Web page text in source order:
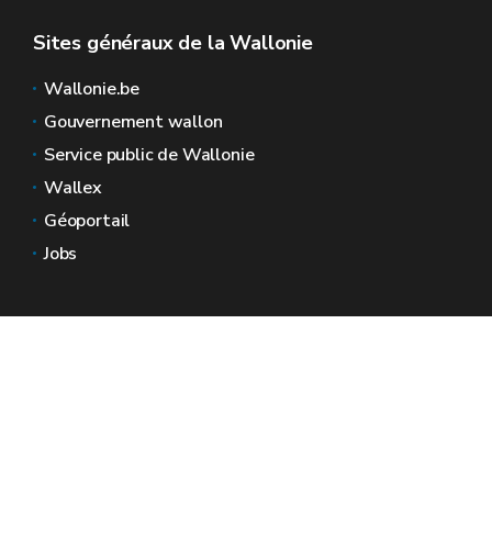
Sites généraux de la Wallonie
Wallonie.be
Gouvernement wallon
Service public de Wallonie
Wallex
Géoportail
Jobs